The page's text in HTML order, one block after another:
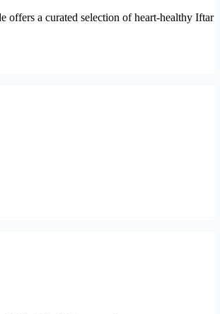
offers a curated selection of heart-healthy Iftar